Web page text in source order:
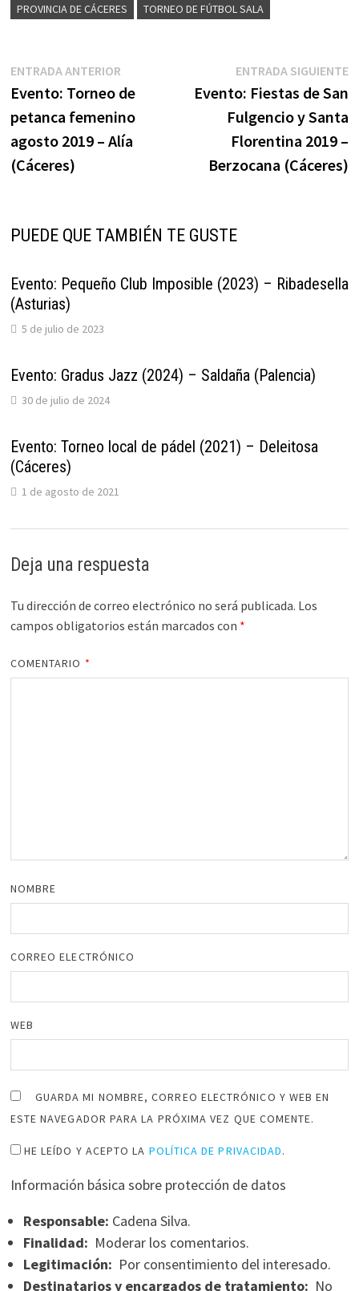
PROVINCIA DE CÁCERES
TORNEO DE FÚTBOL SALA
Navegación
de
entradas
ENTRADA ANTERIOREntrada
anterior:
Evento: Torneo de
petanca femenino
agosto 2019 – Alía
(Cáceres)
ENTRADA SIGUIENTE
Evento: Fiestas de San
Fulgencio y Santa
Florentina 2019 –
Berzocana (Cáceres)
PUEDE QUE TAMBIÉN TE GUSTE
Evento: Pequeño Club Imposible (2023) – Ribadesella
(Asturias)
5 de julio de 2023
Evento: Gradus Jazz (2024) – Saldaña (Palencia)
30 de julio de 2024
Evento: Torneo local de pádel (2021) – Deleitosa
(Cáceres)
1 de agosto de 2021
Deja una respuesta
Tu dirección de correo electrónico no será publicada. Los
campos obligatorios están marcados con *
COMENTARIO *
NOMBRE
CORREO ELECTRÓNICO
WEB
GUARDA MI NOMBRE, CORREO ELECTRÓNICO Y WEB EN
ESTE NAVEGADOR PARA LA PRÓXIMA VEZ QUE COMENTE.
HE LEÍDO Y ACEPTO LA POLÍTICA DE PRIVACIDAD.
Información básica sobre protección de datos
Responsable: Cadena Silva.
Finalidad: Moderar los comentarios.
Legitimación: Por consentimiento del interesado.
Destinatarios y encargados de tratamiento: No